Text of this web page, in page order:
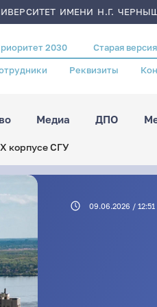
ИМЕНИ Н.Г.
2030 Старая
Реквизиты
Медиа ДПО
корпусе СГУ
09.06.2026 / 12:51